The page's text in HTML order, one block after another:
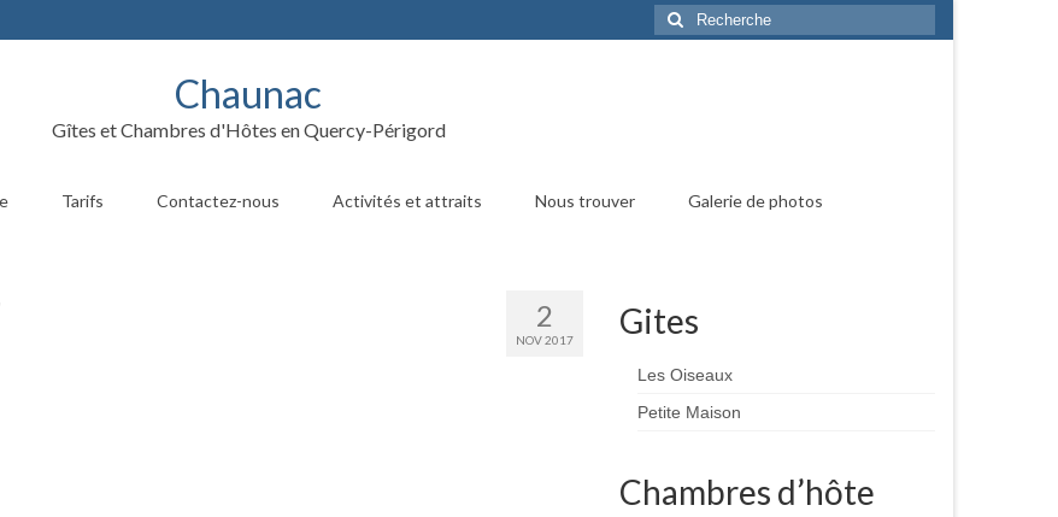
Rechercher
:
Chaunac
Gîtes et Chambres d'Hôtes en Quercy-Périgord
Tarifs Contactez-nous Activités et attraits Nous trouver Galerie de photos
2
NOV 2017 Gites
Les Oiseaux
Petite Maison
Chambres d’hôte